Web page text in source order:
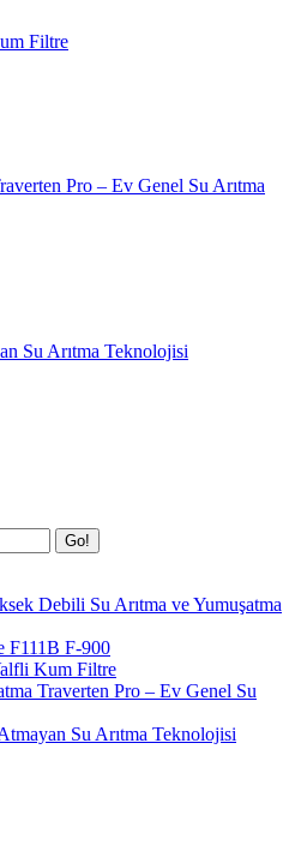
Filtre
Pro – Ev Genel Su Arıtma
Su Arıtma Teknolojisi
Debili Su Arıtma ve Yumuşatma
F111B F-900
Kum Filtre
Traverten Pro – Ev Genel Su
Su Arıtma Teknolojisi